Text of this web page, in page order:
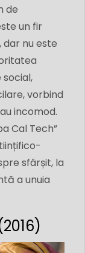
de
un fir
nu este
vorbind
incomod.
Cal Tech”
sfârșit, la
a unuia